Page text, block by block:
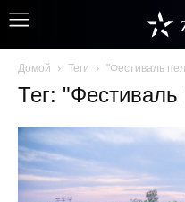
Домой Теги "Фестиваль
Тег: